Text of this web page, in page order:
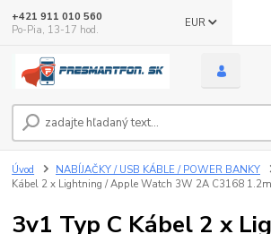
EUR
+421 911 010 560
Po-Pia, 13-17 hod.
Úvod NABÍJAČKY / USB KÁBLE / POWER BANKY
Kábel 2 x Lightning / Apple Watch 3W 2A C3168
3v1 Typ C Kábel 2 x